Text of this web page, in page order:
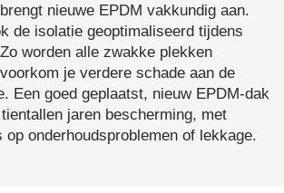
nieuwe EPDM vakkundig aan.
de isolatie geoptimaliseerd tijdens
worden alle zwakke plekken
je verdere schade aan de
Een goed geplaatst, nieuw EPDM-dak
jaren bescherming, met
op onderhoudsproblemen of lekkage.